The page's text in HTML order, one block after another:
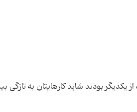
بودند شاید كارهایتان به